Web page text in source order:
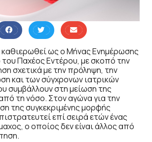
καθιερωθεί ως ο Μήνας Ενημέρωσης
του Παχέος Εντέρου, με σκοπό την
σχετικά με την πρόληψη, την
και των σύγχρονων ιατρικών
συμβάλλουν στη μείωση της
τη νόσο. Στον αγώνα για την
της συγκεκριμένης μορφής
επί σειρά ετών ένας
ο οποίος δεν είναι άλλος από